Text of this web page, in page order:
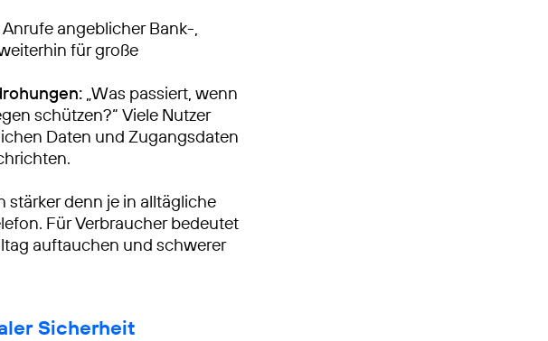
Anrufe angeblicher Bank-,
für große
„Was passiert, wenn
schützen?“ Viele Nutzer
Daten und Zugangsdaten
stärker denn je in alltägliche
Für Verbraucher bedeutet
auftauchen und schwerer
Sicherheit